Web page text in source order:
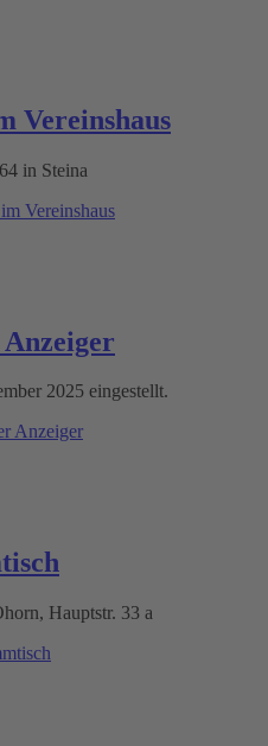
Vereinshaus
in Steina
Vereinshaus
2025 eingestellt.
Anzeiger
Hauptstr. 33 a